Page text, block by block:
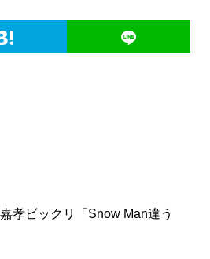
孝ビックリ「Snow Man違う